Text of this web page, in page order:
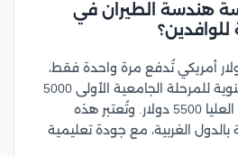
هندسة الطيران في
للوافدين؟
رسوم القيد 1500 دولار أمريكي تُدفع مرة واحدة فقط،
بينما تبلغ المصاريف السنوية للمرحلة الجامعية الأولى 5000
دولار أمريكي، وللدراسات العليا 5500 دولار. وتُعتبر هذه
بالدول الغربية، مع جودة تعليمية